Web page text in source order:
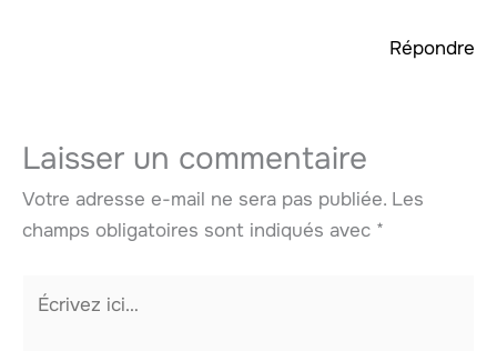
Répondre
Laisser un commentaire
Votre adresse e-mail ne sera pas publiée. Les
champs obligatoires sont indiqués avec *
Écrivez